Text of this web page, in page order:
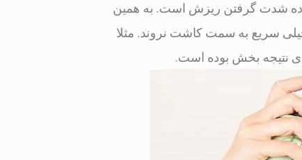
شدت گرفتن ریزش است. به همین
سریع به سمت کاشت نروند. مثلا
نتیجه بخش بوده است.